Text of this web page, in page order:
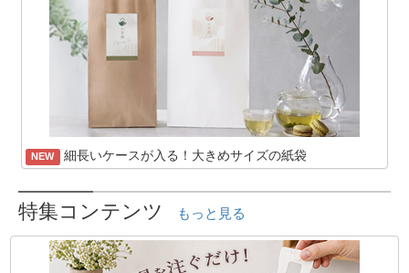
NEW 細長いケースが入る！大きめサイズの紙袋
特集コンテンツ もっと見る